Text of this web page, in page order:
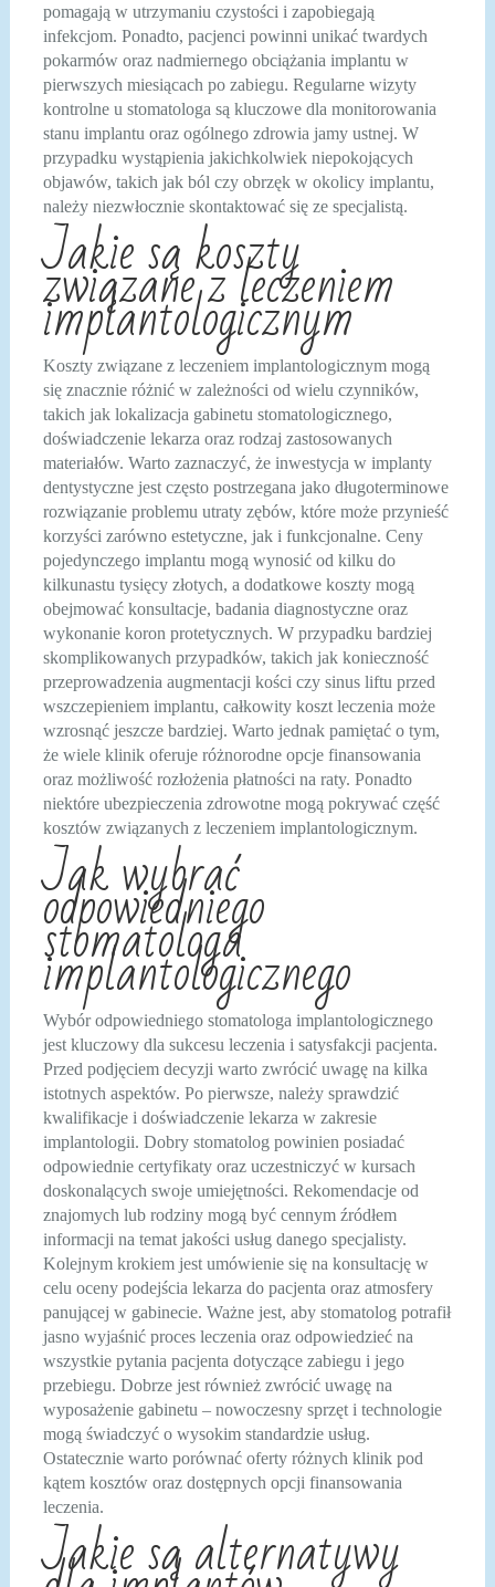
pomagają w utrzymaniu czystości i zapobiegają
infekcjom. Ponadto, pacjenci powinni unikać twardych
pokarmów oraz nadmiernego obciążania implantu w
pierwszych miesiącach po zabiegu. Regularne wizyty
kontrolne u stomatologa są kluczowe dla monitorowania
stanu implantu oraz ogólnego zdrowia jamy ustnej. W
przypadku wystąpienia jakichkolwiek niepokojących
objawów, takich jak ból czy obrzęk w okolicy implantu,
należy niezwłocznie skontaktować się ze specjalistą.
Jakie są koszty
związane z leczeniem
implantologicznym
Koszty związane z leczeniem implantologicznym mogą
się znacznie różnić w zależności od wielu czynników,
takich jak lokalizacja gabinetu stomatologicznego,
doświadczenie lekarza oraz rodzaj zastosowanych
materiałów. Warto zaznaczyć, że inwestycja w implanty
dentystyczne jest często postrzegana jako długoterminowe
rozwiązanie problemu utraty zębów, które może przynieść
korzyści zarówno estetyczne, jak i funkcjonalne. Ceny
pojedynczego implantu mogą wynosić od kilku do
kilkunastu tysięcy złotych, a dodatkowe koszty mogą
obejmować konsultacje, badania diagnostyczne oraz
wykonanie koron protetycznych. W przypadku bardziej
skomplikowanych przypadków, takich jak konieczność
przeprowadzenia augmentacji kości czy sinus liftu przed
wszczepieniem implantu, całkowity koszt leczenia może
wzrosnąć jeszcze bardziej. Warto jednak pamiętać o tym,
że wiele klinik oferuje różnorodne opcje finansowania
oraz możliwość rozłożenia płatności na raty. Ponadto
niektóre ubezpieczenia zdrowotne mogą pokrywać część
kosztów związanych z leczeniem implantologicznym.
Jak wybrać
odpowiedniego
stomatologa
implantologicznego
Wybór odpowiedniego stomatologa implantologicznego
jest kluczowy dla sukcesu leczenia i satysfakcji pacjenta.
Przed podjęciem decyzji warto zwrócić uwagę na kilka
istotnych aspektów. Po pierwsze, należy sprawdzić
kwalifikacje i doświadczenie lekarza w zakresie
implantologii. Dobry stomatolog powinien posiadać
odpowiednie certyfikaty oraz uczestniczyć w kursach
doskonalących swoje umiejętności. Rekomendacje od
znajomych lub rodziny mogą być cennym źródłem
informacji na temat jakości usług danego specjalisty.
Kolejnym krokiem jest umówienie się na konsultację w
celu oceny podejścia lekarza do pacjenta oraz atmosfery
panującej w gabinecie. Ważne jest, aby stomatolog potrafił
jasno wyjaśnić proces leczenia oraz odpowiedzieć na
wszystkie pytania pacjenta dotyczące zabiegu i jego
przebiegu. Dobrze jest również zwrócić uwagę na
wyposażenie gabinetu – nowoczesny sprzęt i technologie
mogą świadczyć o wysokim standardzie usług.
Ostatecznie warto porównać oferty różnych klinik pod
kątem kosztów oraz dostępnych opcji finansowania
leczenia.
Jakie są alternatywy